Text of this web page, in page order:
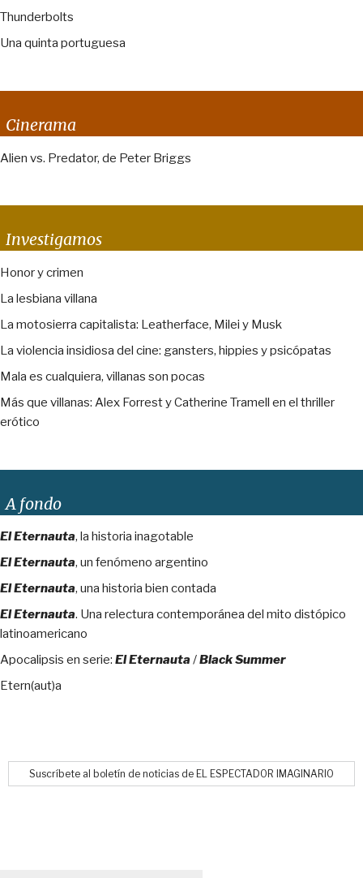
Thunderbolts
Una quinta portuguesa
Cinerama
Alien vs. Predator, de Peter Briggs
Investigamos
Honor y crimen
La lesbiana villana
La motosierra capitalista: Leatherface, Milei y Musk
La violencia insidiosa del cine: gansters, hippies y psicópatas
Mala es cualquiera, villanas son pocas
Más que villanas: Alex Forrest y Catherine Tramell en el thriller
erótico
A fondo
El Eternauta, la historia inagotable
El Eternauta, un fenómeno argentino
El Eternauta, una historia bien contada
El Eternauta. Una relectura contemporánea del mito distópico
latinoamericano
Apocalipsis en serie: El Eternauta /Black Summer
Etern(aut)a
Suscríbete al boletín de noticias de EL ESPECTADOR IMAGINARIO